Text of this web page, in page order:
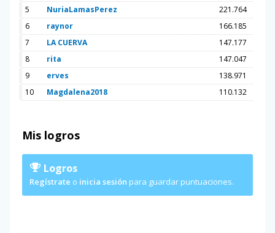
5
NuriaLamasPerez
221.764
6
raynor
166.185
7
LA CUERVA
147.177
8
rita
147.047
9
erves
138.971
10
Magdalena2018 110.132
Mis logros
Logros
Regístrate o inicia sesión para guardar puntuaciones.